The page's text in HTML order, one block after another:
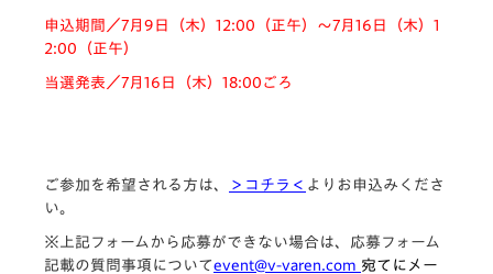
申込期間／7月9日（木）12:00（正午）～7月16日（木）1
2:00（正午）
当選発表／7月16日（木）18:00ごろ
ご参加を希望される方は、 ＞コチラ＜ よりお申込みくださ
い。
※上記フォームから応募ができない場合は、応募フォーム
記載の質問事項についてevent@v-varen.com 宛てにメー